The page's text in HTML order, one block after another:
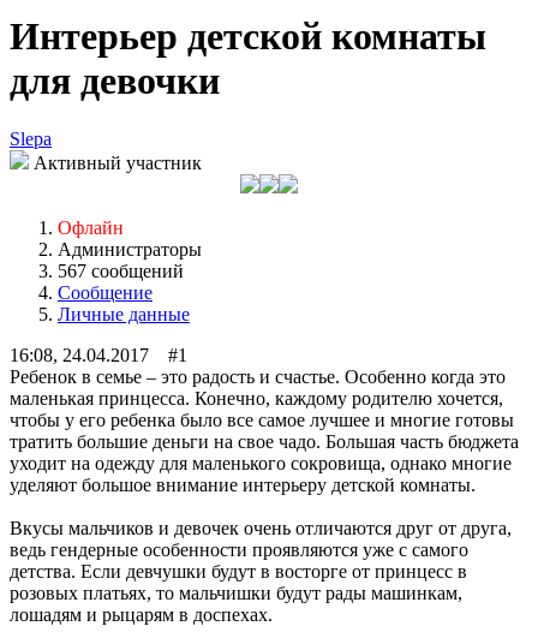
Интерьер детской комнаты
для девочки
Slepa
Активный участник
Офлайн
Администраторы
567 сообщений
Сообщение
Личные данные
16:08, 24.04.2017 #1
Ребенок в семье – это радость и счастье. Особенно когда это
маленькая принцесса. Конечно, каждому родителю хочется,
чтобы у его ребенка было все самое лучшее и многие готовы
тратить большие деньги на свое чадо. Большая часть бюджета
уходит на одежду для маленького сокровища, однако многие
уделяют большое внимание интерьеру детской комнаты.
Вкусы мальчиков и девочек очень отличаются друг от друга,
ведь гендерные особенности проявляются уже с самого
детства. Если девчушки будут в восторге от принцесс в
розовых платьях, то мальчишки будут рады машинкам,
лошадям и рыцарям в доспехах.